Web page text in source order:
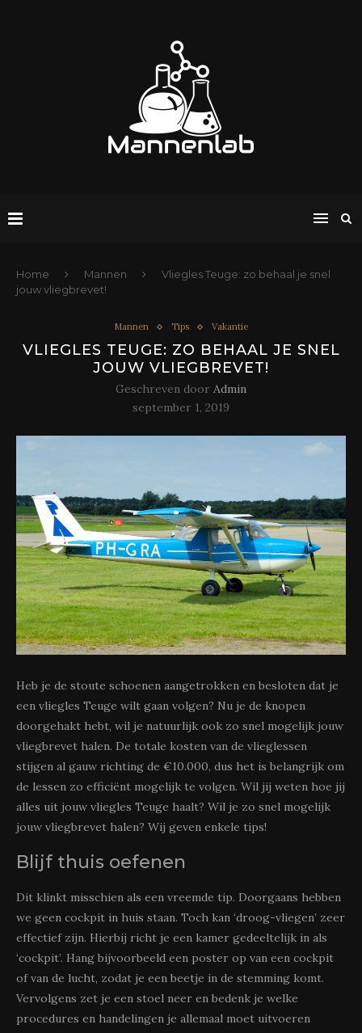
Home Mannen
Vliegles Teuge: zo behaal je snel
jouw vliegbrevet!
Mannen Tips Vakantie
VLIEGLES TEUGE: ZO BEHAAL JE SNEL
JOUW VLIEGBREVET!
Geschreven door Admin
september 1, 2019
Heb je de stoute schoenen aangetrokken en besloten dat je
een vliegles Teuge wilt gaan volgen? Nu je de knopen
doorgehakt hebt, wil je natuurlijk ook zo snel mogelijk jouw
vliegbrevet halen. De totale kosten van de vlieglessen
stijgen al gauw richting de €10.000, dus het is belangrijk om
de lessen zo efficiënt mogelijk te volgen. Wil jij weten hoe jij
alles uit jouw vliegles Teuge haalt? Wil je zo snel mogelijk
jouw vliegbrevet halen? Wij geven enkele tips!
Blijf thuis oefenen
Dit klinkt misschien als een vreemde tip. Doorgaans hebben
we geen cockpit in huis staan. Toch kan ‘droog-vliegen’ zeer
effectief zijn. Hierbij richt je een kamer gedeeltelijk in als
‘cockpit’. Hang bijvoorbeeld een poster op van een cockpit
of van de lucht, zodat je een beetje in de stemming komt.
Vervolgens zet je een stoel neer en bedenk je welke
procedures en handelingen je allemaal moet uitvoeren